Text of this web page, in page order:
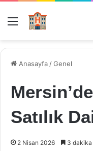
Menü
Anasayfa /Genel
Satılık
2 Nisan 2026 3 dakika